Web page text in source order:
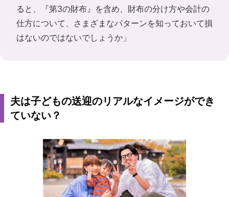
ると、『第3の財布』を含め、財布の分け方や会計の
仕方について、さまざまなパターンを知っておいて損
はないのではないでしょうか」
夫は子どもの送迎のリアルなイメージができ
ていない？